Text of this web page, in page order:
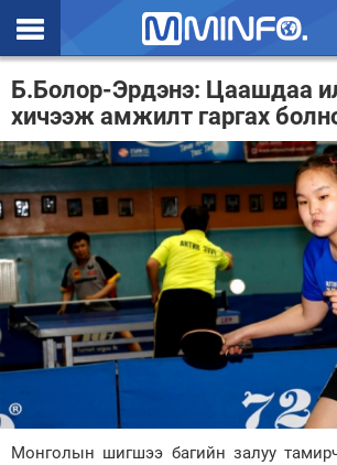
Эхлэл
Цаг агаар
Валют ханш
Улс төр
Эдийн засаг
Үзэл бодол
Спорт
Б.Болор-Эрдэнэ: Цаашдаа
хичээж амжилт гаргах
Монголын шигшээ багийн залуу